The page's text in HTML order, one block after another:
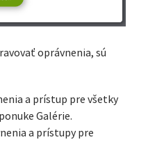
oprávnenia, sú
a prístup pre všetky
Galérie.
a prístupy pre